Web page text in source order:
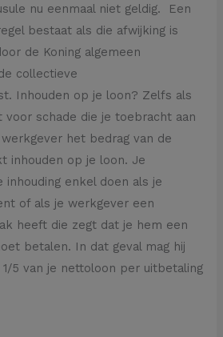
nu eenmaal niet geldig. Een
bestaat als die afwijking is
de Koning algemeen
collectieve
Inhouden op je loon? Zelfs als
voor schade die je toebracht aan
het bedrag van de
inhouden op je loon. Je
inhouding enkel doen als je
of als je werkgever een
heeft die zegt dat je hem een
betalen. In dat geval mag hij
1/5 van je nettoloon per uitbetaling